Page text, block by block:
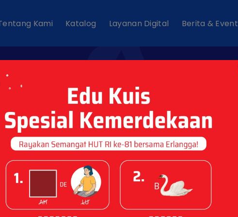
Kami Katalog Layanan Digital Berita & Event
Tags : "Tahukah
Kamu"